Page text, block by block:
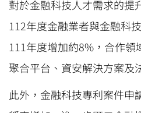
對於金融科技人才需求的提
112年度金融業者與金融科
111年度增加約8%，合作
聚合平台、資安解決方案及
此外，金融科技專利案件申